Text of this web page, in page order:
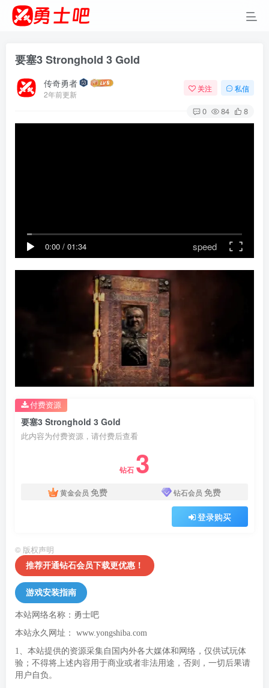
要塞3 Stronghold 3 Gold
传奇勇者
2年前更新
关注 私信
0 84 8
0:00 / 01:34 speed
要塞3 Stronghold 3 Gold
此内容为付费资源，请付费后查看
钻石 3
黄金会员 免费 钻石会员 免费
登录购买
付费资源
© 版权声明
推荐开通钻石会员下载更优惠！
游戏安装指南
本站网络名称：勇士吧
本站永久网址： www.yongshiba.com
1、本站提供的资源采集自国内外各大媒体和网络，仅供试玩体
验；不得将上述内容用于商业或者非法用途，否则，一切后果请
用户自负。